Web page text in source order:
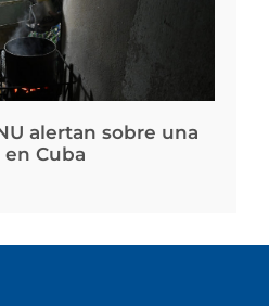
alertan sobre una
en Cuba